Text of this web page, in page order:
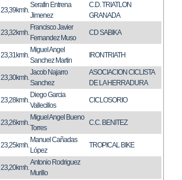
23,39kmh.
Serafin Entrena
Jimenez
C.D. TRIATLON
GRANADA
23,32kmh.
Francisco Javier
Fernandez Muso
CD SABIKA
23,31kmh.
Miguel Angel
Sanchez Martin
IRONTRIATH
23,30kmh.
Jacob Najarro
Sanchez
ASOCIACION CICLISTA
DE LA HERRADURA
23,28kmh.
Diego Garcia
Vallecillos
CICLOSORIO
23,26kmh.
Miguel Angel Bueno
Torres
C.C. BENITEZ
23,25kmh.
Manuel Cañadas
López
TROPICAL BIKE
23,20kmh.
Antonio Rodriguez
Murillo